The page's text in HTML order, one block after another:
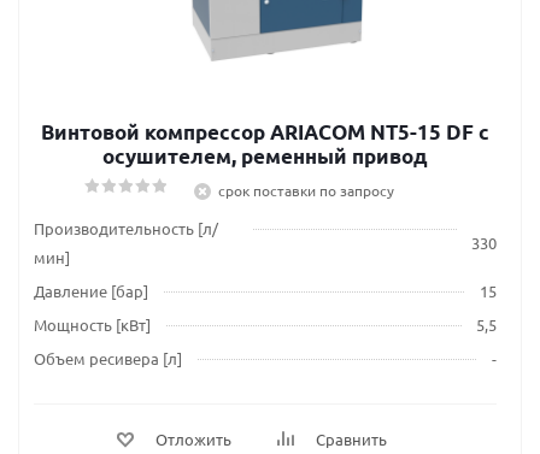
Винтовой компрессор ARIACOM NT5-15 DF с
осушителем, ременный привод
срок поставки по запросу
Производительность [л/
мин]
330
Давление [бар]
15
Мощность [кВт]
5,5
Объем ресивера [л]
-
Отложить Сравнить